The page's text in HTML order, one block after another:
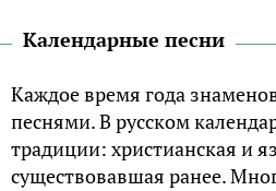
Календарные песни
Каждое время года
песнями. В русском
традиции: христианская и
существовавшая ранее.